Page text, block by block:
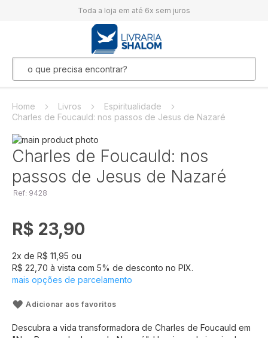
Toda a loja em até 6x sem juros
Home Livros
Espiritualidade
Charles de Foucauld: nos passos de Jesus de Nazaré
Pular
para
o
final
da
Galeria
imagens
Saltar
para
o
início
da
de
imagens
Charles de Foucauld: nos
passos de Jesus de Nazaré
Ref: 9428
R$ 23,90
2x de R$ 11,95 ou
R$ 22,70 à vista com 5% de desconto no PIX.
mais opções de parcelamento
Adicionar aos favoritos
Descubra a vida transformadora de Charles de Foucauld em